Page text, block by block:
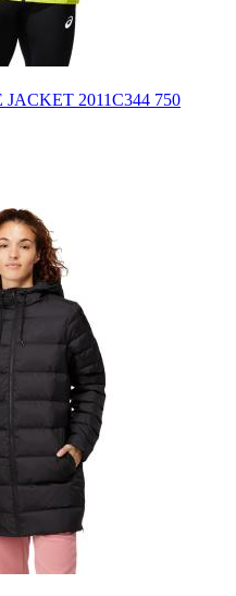
JACKET 2011C344 750